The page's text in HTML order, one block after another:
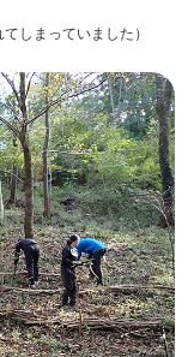
しまっていました）